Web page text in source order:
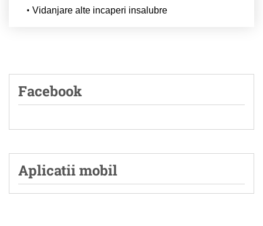
Vidanjare alte incaperi insalubre
Facebook
Aplicatii mobil